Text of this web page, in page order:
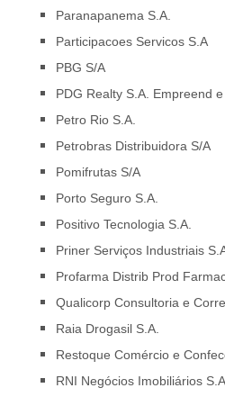
Paranapanema S.A.
Participacoes Servicos S.A
PBG S/A
PDG Realty S.A. Empreend
Petro Rio S.A.
Petrobras Distribuidora S/A
Pomifrutas S/A
Porto Seguro S.A.
Positivo Tecnologia S.A.
Priner Serviços Industriais
Profarma Distrib Prod
Qualicorp Consultoria e
Raia Drogasil S.A.
Restoque Comércio e
RNI Negócios Imobiliários